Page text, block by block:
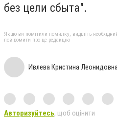
без цели сбыта".
Якщо ви помітили помилку, виділіть
повідомити про це редакцію
Ивлева Кристина
Авторизуйтесь, щоб оцінити